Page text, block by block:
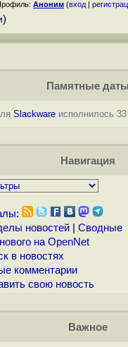
Аноним (вход |
)
Памятные даты
Slackwareисполнилось 33
Навигация
новостей| Сводные
на OpenNet
в новостях
комментарии
свою новость
Важное